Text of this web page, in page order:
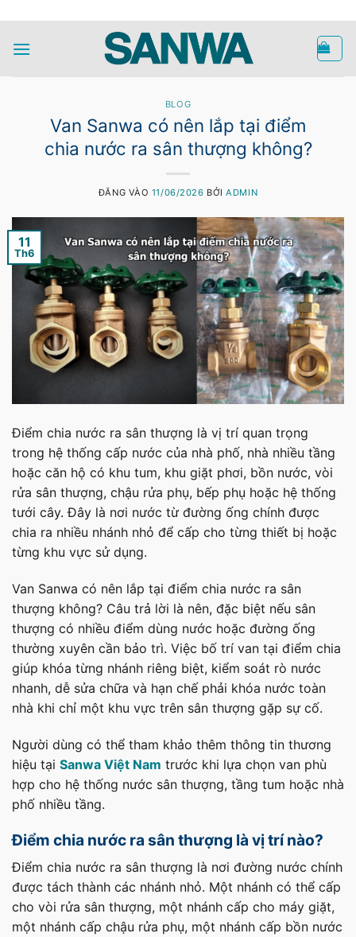
nội
BLOG
Van Sanwa có nên lắp tại điểm
chia nước ra sân thượng không?
ĐĂNG VÀO 11/06/2026 BỞIADMIN
11
Th6
Điểm chia nước ra sân thượng là vị trí quan trọng
trong hệ thống cấp nước của nhà phố, nhà nhiều tầng
hoặc căn hộ có khu tum, khu giặt phơi, bồn nước, vòi
rửa sân thượng, chậu rửa phụ, bếp phụ hoặc hệ thống
tưới cây. Đây là nơi nước từ đường ống chính được
chia ra nhiều nhánh nhỏ để cấp cho từng thiết bị hoặc
từng khu vực sử dụng.
Van Sanwa có nên lắp tại điểm chia nước ra sân
thượng không? Câu trả lời là nên, đặc biệt nếu sân
thượng có nhiều điểm dùng nước hoặc đường ống
thường xuyên cần bảo trì. Việc bố trí van tại điểm chia
giúp khóa từng nhánh riêng biệt, kiểm soát rò nước
nhanh, dễ sửa chữa và hạn chế phải khóa nước toàn
nhà khi chỉ một khu vực trên sân thượng gặp sự cố.
Người dùng có thể tham khảo thêm thông tin thương
hiệu tại Sanwa Việt Nam trước khi lựa chọn van phù
hợp cho hệ thống nước sân thượng, tầng tum hoặc nhà
phố nhiều tầng.
Điểm chia nước ra sân thượng là vị trí nào?
Điểm chia nước ra sân thượng là nơi đường nước chính
được tách thành các nhánh nhỏ. Một nhánh có thể cấp
cho vòi rửa sân thượng, một nhánh cấp cho máy giặt,
một nhánh cấp chậu rửa phụ, một nhánh cấp bồn nước